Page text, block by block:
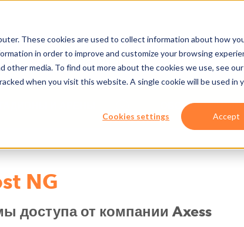
These cookies are used to collect information about how
in order to improve and customize your browsing
media. To find out more about the cookies we use, see our
when you visit this website. A single cookie will be used in
Cookies settings Accept
О КОМПАНИИ ПРЕСС
ОБОРУДОВАНИЕ
NG
доступа от компании Axess